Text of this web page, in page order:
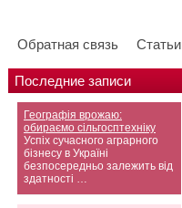
Обратная связь Статьи
Последние записи
Географія врожаю:
обираємо сільгосптехніку
Успіх сучасного аграрного
бізнесу в Україні
безпосередньо залежить від
здатності …